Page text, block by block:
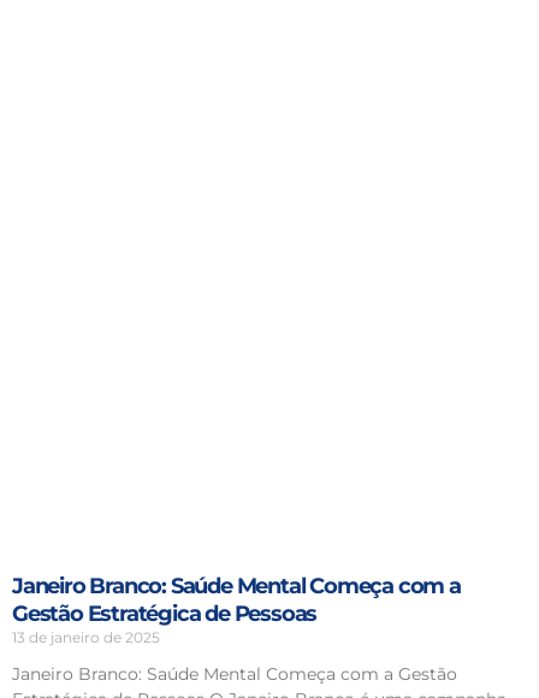
Janeiro Branco: Saúde Mental Começa com a
Gestão Estratégica de Pessoas
13 de janeiro de 2025
Janeiro Branco: Saúde Mental Começa com a Gestão